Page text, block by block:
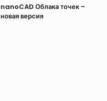
nanoCAD Облака точек –
новая версия